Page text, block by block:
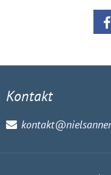
Kontakt